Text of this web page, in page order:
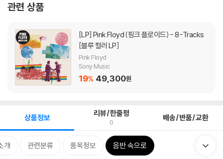
관련 상품
[LP]
[블루 컬러 LP]
Pink Floyd
Sony Music
19% 49,300원
상품정보 리뷰/한줄평
0 배송/반품/교환
개 관련분류 품목정보 음반 속으로